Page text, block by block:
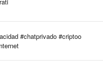
#chatprivado #criptoo